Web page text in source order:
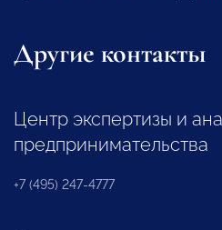
Другие контакты
Центр экспертизы и
предпринимательства
+7 (495) 247-4777